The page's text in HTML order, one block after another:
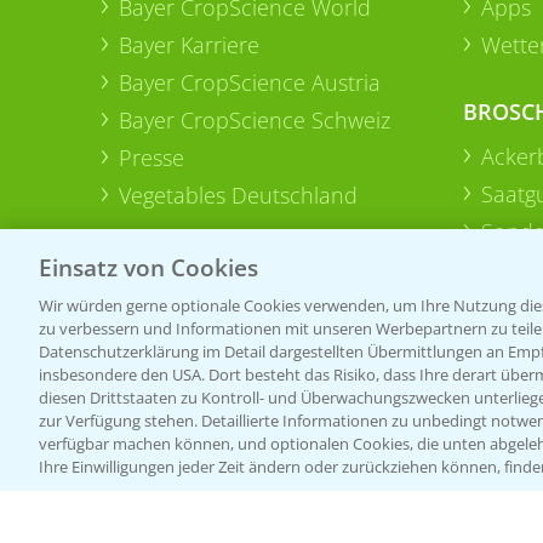
Bayer CropScience World
Bayer Karriere
Bayer CropScience Austria
Bayer CropScience Schweiz
Presse
Vegetables Deutschland
Apps
Einsatz von Cookies
Wir würden gerne optionale Cookies verwenden, um Ihre Nutzung
zu verbessern und Informationen mit unseren Werbepartnern zu
Datenschutzerklärung im Detail dargestellten Übermittlungen an
insbesondere den USA. Dort besteht das Risiko, dass Ihre derart
diesen Drittstaaten zu Kontroll- und Überwachungszwecken
zur Verfügung stehen. Detaillierte Informationen zu unbedingt
verfügbar machen können, und optionalen Cookies, die unten
Ihre Einwilligungen jeder Zeit ändern oder zurückziehen können,